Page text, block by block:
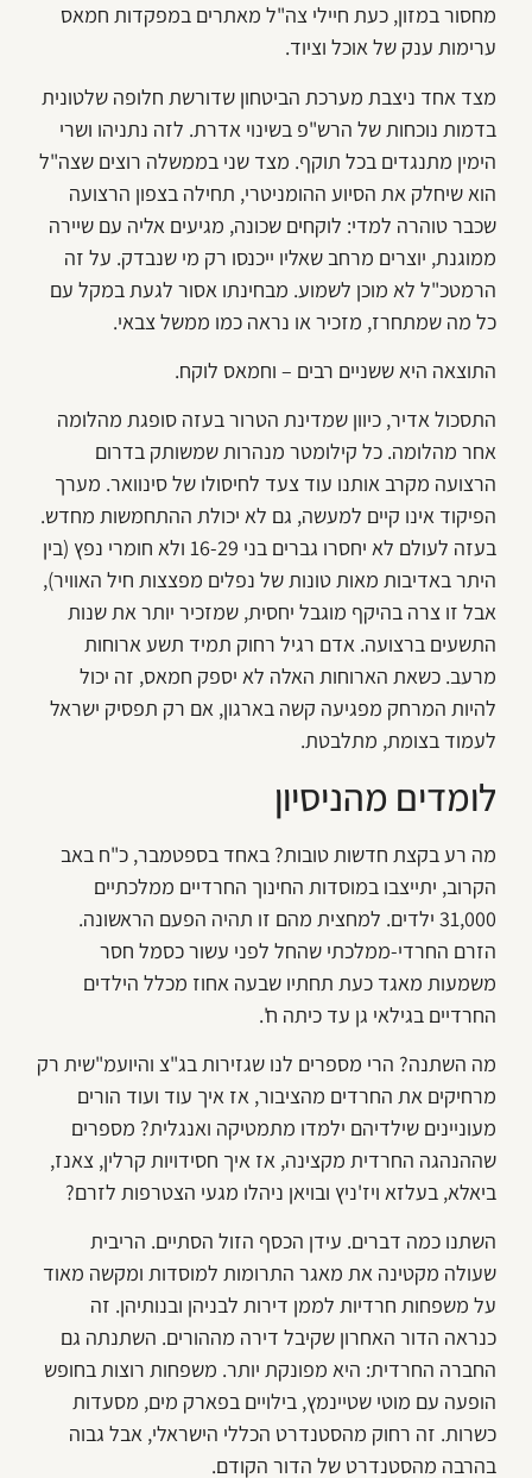
מחסור במזון, כעת חיילי צה"ל מאתרים במפקדות חמאס
ערימות ענק של אוכל וציוד.
מצד אחד ניצבת מערכת הביטחון שדורשת חלופה שלטונית
בדמות נוכחות של הרש"פ בשינוי אדרת. לזה נתניהו ושרי
הימין מתנגדים בכל תוקף. מצד שני בממשלה רוצים שצה"ל
הוא שיחלק את הסיוע ההומניטרי, תחילה בצפון הרצועה
שכבר טוהרה למדי: לוקחים שכונה, מגיעים אליה עם שיירה
ממוגנת, יוצרים מרחב שאליו ייכנסו רק מי שנבדק. על זה
הרמטכ"ל לא מוכן לשמוע. מבחינתו אסור לגעת במקל עם
כל מה שמתחרז, מזכיר או נראה כמו ממשל צבאי.
התוצאה היא ששניים רבים – וחמאס לוקח.
התסכול אדיר, כיוון שמדינת הטרור בעזה סופגת מהלומה
אחר מהלומה. כל קילומטר מנהרות שמשותק בדרום
הרצועה מקרב אותנו עוד צעד לחיסולו של סינוואר. מערך
הפיקוד אינו קיים למעשה, גם לא יכולת ההתחמשות מחדש.
בעזה לעולם לא יחסרו גברים בני 16-29 ולא חומרי נפץ (בין
היתר באדיבות מאות טונות של נפלים מפצצות חיל האוויר),
אבל זו צרה בהיקף מוגבל יחסית, שמזכיר יותר את שנות
התשעים ברצועה. אדם רגיל רחוק תמיד תשע ארוחות
מרעב. כשאת הארוחות האלה לא יספק חמאס, זה יכול
להיות המרחק מפגיעה קשה בארגון, אם רק תפסיק ישראל
לעמוד בצומת, מתלבטת.
לומדים מהניסיון
מה רע בקצת חדשות טובות? באחד בספטמבר, כ"ח באב
הקרוב, יתייצבו במוסדות החינוך החרדיים ממלכתיים
31,000 ילדים. למחצית מהם זו תהיה הפעם הראשונה.
הזרם החרדי-ממלכתי שהחל לפני עשור כסמל חסר
משמעות מאגד כעת תחתיו שבעה אחוז מכלל הילדים
החרדיים בגילאי גן עד כיתה ח'.
מה השתנה? הרי מספרים לנו שגזירות בג"צ והיועמ"שית רק
מרחיקים את החרדים מהציבור, אז איך עוד ועוד הורים
מעוניינים שילדיהם ילמדו מתמטיקה ואנגלית? מספרים
שההנהגה החרדית מקצינה, אז איך חסידויות קרלין, צאנז,
ביאלא, בעלזא ויז'ניץ ובויאן ניהלו מגעי הצטרפות לזרם?
השתנו כמה דברים. עידן הכסף הזול הסתיים. הריבית
שעולה מקטינה את מאגר התרומות למוסדות ומקשה מאוד
על משפחות חרדיות לממן דירות לבניהן ובנותיהן. זה
כנראה הדור האחרון שקיבל דירה מההורים. השתנתה גם
החברה החרדית: היא מפונקת יותר. משפחות רוצות בחופש
הופעה עם מוטי שטיינמץ, בילויים בפארק מים, מסעדות
כשרות. זה רחוק מהסטנדרט הכללי הישראלי, אבל גבוה
בהרבה מהסטנדרט של הדור הקודם.